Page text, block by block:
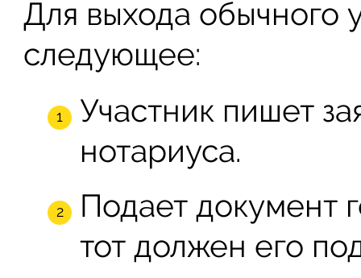
Для выхода обычного
следующее:
Участник пишет
нотариуса.
Подает документ
тот должен его